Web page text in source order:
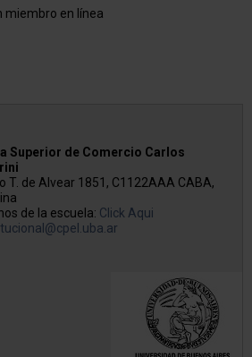
miembro en línea
Superior de Comercio Carlos
T. de Alvear 1851, C1122AAA CABA,
de la escuela: Click Aqui